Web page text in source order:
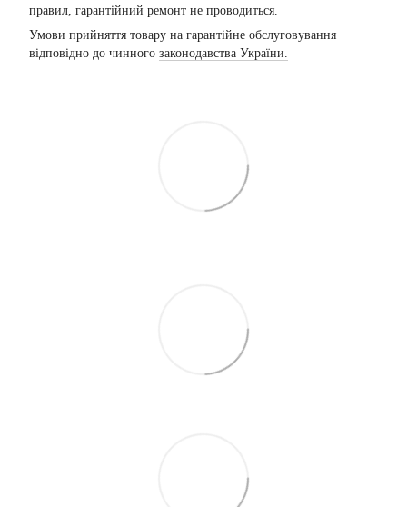
правил, гарантійний ремонт не проводиться.
Умови прийняття товару на гарантійне обслуговування
відповідно до чинного законодавства України.